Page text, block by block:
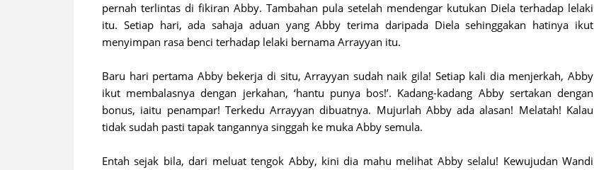
pernah terlintas di fikiran Abby. Tambahan pula setelah mendengar kutukan Diela terhadap lelaki
itu. Setiap hari, ada sahaja aduan yang Abby terima daripada Diela sehinggakan hatinya ikut
menyimpan rasa benci terhadap lelaki bernama Arrayyan itu.
Baru hari pertama Abby bekerja di situ, Arrayyan sudah naik gila! Setiap kali dia menjerkah, Abby
ikut membalasnya dengan jerkahan, ‘hantu punya bos!’. Kadang-kadang Abby sertakan dengan
bonus, iaitu penampar! Terkedu Arrayyan dibuatnya. Mujurlah Abby ada alasan! Melatah! Kalau
tidak sudah pasti tapak tangannya singgah ke muka Abby semula.
Entah sejak bila, dari meluat tengok Abby, kini dia mahu melihat Abby selalu! Kewujudan Wandi